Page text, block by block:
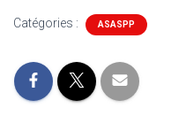
Catégories : ASASPP